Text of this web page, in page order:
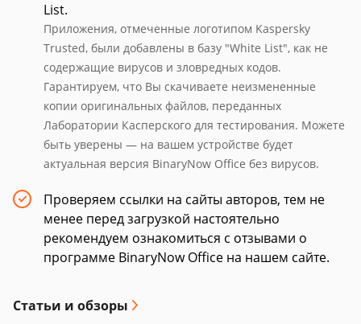
List.
Приложения, отмеченные логотипом Kaspersky
Trusted, были добавлены в базу "White List", как не
содержащие вирусов и зловредных кодов.
Гарантируем, что Вы скачиваете неизмененные
копии оригинальных файлов, переданных
Лаборатории Касперского для тестирования. Можете
быть уверены — на вашем устройстве будет
актуальная версия BinaryNow Office без вирусов.
Проверяем ссылки на сайты авторов, тем не
менее перед загрузкой настоятельно
рекомендуем ознакомиться с отзывами о
программе BinaryNow Office на нашем сайте.
Статьи и обзоры